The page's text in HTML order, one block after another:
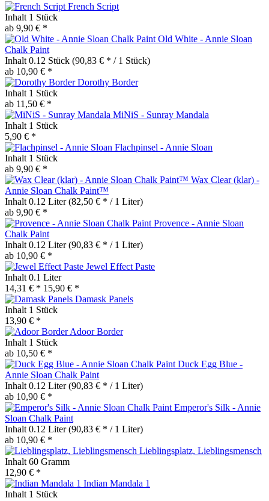
French Script
Inhalt 1 Stück
ab 9,90 € *
Old White - Annie Sloan
Chalk Paint
Inhalt 0.12 Stück (90,83 € * / 1 Stück)
ab 10,90 € *
Dorothy Border
Inhalt 1 Stück
ab 11,50 € *
MiNiS - Sunray Mandala
Inhalt 1 Stück
5,90 € *
Flachpinsel - Annie Sloan
Inhalt 1 Stück
ab 9,90 € *
Wax Clear (klar) -
Annie Sloan Chalk Paint™
Inhalt 0.12 Liter(82,50 € * / 1 Liter)
ab 9,90 € *
Provence - Annie Sloan
Chalk Paint
Inhalt 0.12 Liter(90,83 € * / 1 Liter)
ab 10,90 € *
Jewel Effect Paste
Inhalt 0.1 Liter
14,31 € * 15,90 € *
Damask Panels
Inhalt 1 Stück
13,90 € *
Adoor Border
Inhalt 1 Stück
ab 10,50 € *
Duck Egg Blue -
Annie Sloan Chalk Paint
Inhalt 0.12 Liter(90,83 € * / 1 Liter)
ab 10,90 € *
Emperor's Silk - Annie
Sloan Chalk Paint
Inhalt 0.12 Liter(90,83 € * / 1 Liter)
ab 10,90 € *
Lieblingsplatz, Lieblingsmensch
Inhalt 60 Gramm
12,90 € *
Indian Mandala 1
Inhalt 1 Stück